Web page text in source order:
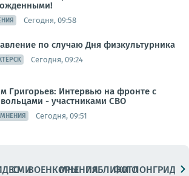
Сегодня, 09:58
по случаю Дня физкультурника
Сегодня, 09:24
Григорьев: Интервью на фронте с
- участниками СВО
МНЕНИЯ Сегодня, 09:51
СМИВОЕНКОРЫМНЕНИЯПАБЛИКИ
ФОТОЛОНГРИДЫ